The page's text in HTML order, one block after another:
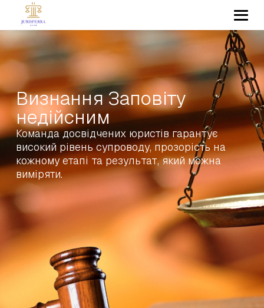
Визнання Заповіту
недійсним
Команда досвідчених юристів гарантує
високий рівень супроводу, прозорість на
кожному етапі та результат, який можна
виміряти.